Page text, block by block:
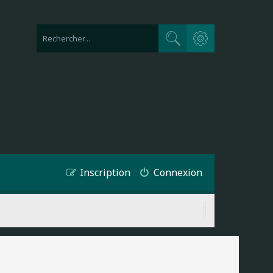
Rechercher
Recherche avancée
Connexion
Inscription